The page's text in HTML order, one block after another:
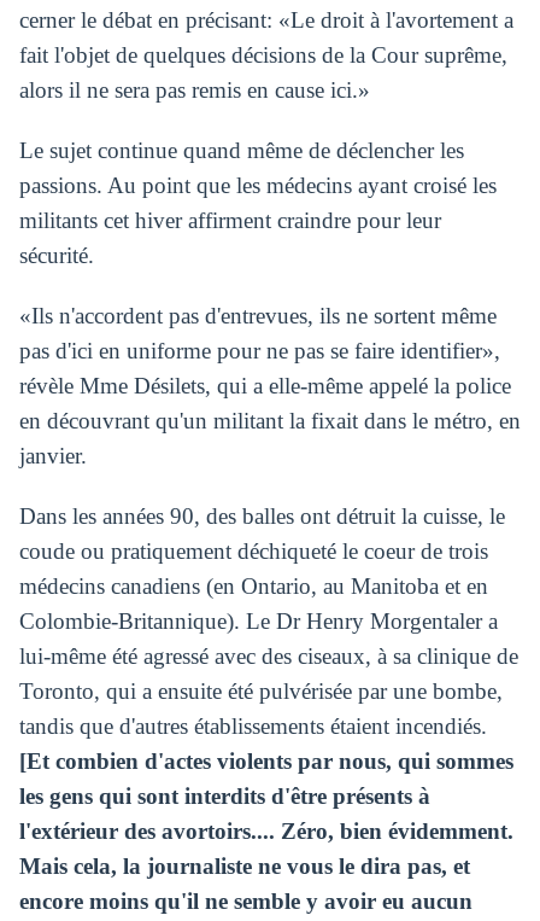
cerner le débat en précisant: «Le droit à l'avortement a
fait l'objet de quelques décisions de la Cour suprême,
alors il ne sera pas remis en cause ici.»
Le sujet continue quand même de déclencher les
passions. Au point que les médecins ayant croisé les
militants cet hiver affirment craindre pour leur
sécurité.
«Ils n'accordent pas d'entrevues, ils ne sortent même
pas d'ici en uniforme pour ne pas se faire identifier»,
révèle Mme Désilets, qui a elle-même appelé la police
en découvrant qu'un militant la fixait dans le métro, en
janvier.
Dans les années 90, des balles ont détruit la cuisse, le
coude ou pratiquement déchiqueté le coeur de trois
médecins canadiens (en Ontario, au Manitoba et en
Colombie-Britannique). Le Dr Henry Morgentaler a
lui-même été agressé avec des ciseaux, à sa clinique de
Toronto, qui a ensuite été pulvérisée par une bombe,
tandis que d'autres établissements étaient incendiés.
[Et combien d'actes violents par nous, qui sommes
les gens qui sont interdits d'être présents à
l'extérieur des avortoirs.... Zéro, bien évidemment.
Mais cela, la journaliste ne vous le dira pas, et
encore moins qu'il ne semble y avoir eu aucun